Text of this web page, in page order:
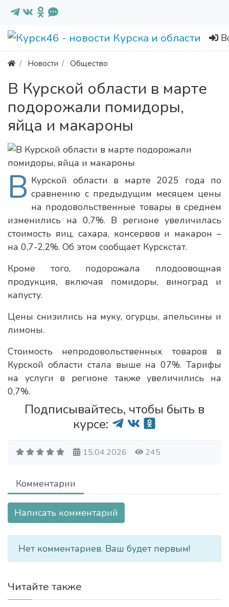
Новости Общество
В Курской области в марте
подорожали помидоры,
яйца и макароны
В Курской области в марте 2025 года по
сравнению с предыдущим месяцем цены
на продовольственные товары в среднем
изменились на 0,7%. В регионе увеличилась
стоимость яиц, сахара, консервов и макарон –
на 0,7-2,2%. Об этом сообщает Курскстат.
Кроме того, подорожала плодоовощная
продукция, включая помидоры, виноград и
капусту.
Цены снизились на муку, огурцы, апельсины и
лимоны.
Стоимость непродовольственных товаров в
Курской области стала выше на 07%. Тарифы
на услуги в регионе также увеличились на
0,7%.
Подписывайтесь, чтобы быть в
курсе:
15.04.2026 245
Комментарии
Написать комментарий
Нет комментариев. Ваш будет первым!
Читайте также